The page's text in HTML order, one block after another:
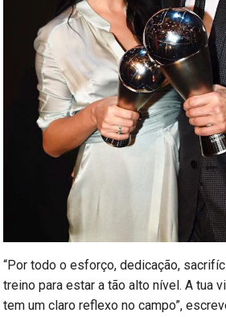
“Por todo o esforço, dedicação,
treino para estar a tão alto nível. A tua
tem um claro reflexo no campo”,